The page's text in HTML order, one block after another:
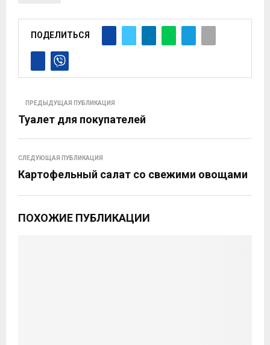
ПОДЕЛИТЬСЯ
ПРЕДЫДУЩАЯ ПУБЛИКАЦИЯ
Туалет для покупателей
СЛЕДУЮЩАЯ ПУБЛИКАЦИЯ
Картофельный салат со свежими овощами
ПОХОЖИЕ ПУБЛИКАЦИИ